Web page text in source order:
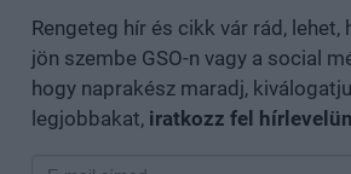
Rengeteg hír és cikk vár rád, lehet,
jön szembe GSO-n vagy a social
hogy naprakész maradj,
legjobbakat, iratkozz fel